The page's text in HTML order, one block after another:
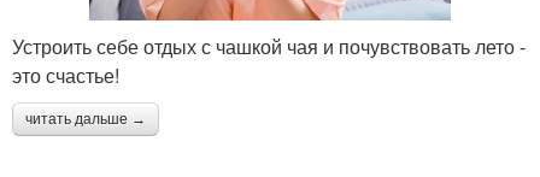
Устроить себе отдых с чашкой чая и почувствовать лето -
это счастье!
читать дальше →